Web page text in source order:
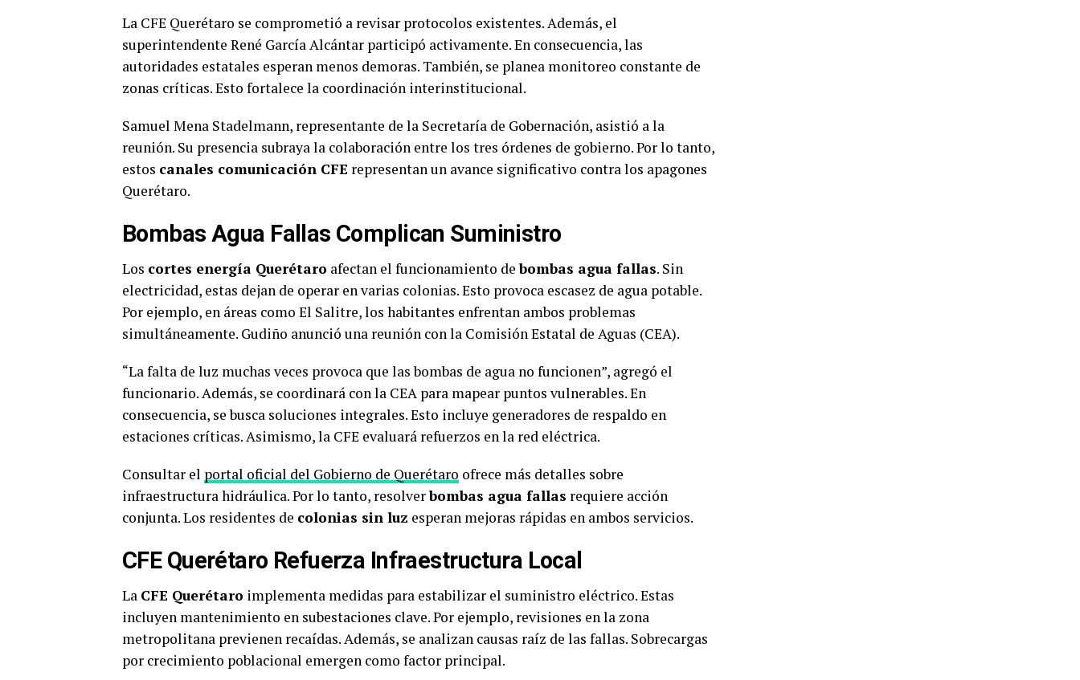
La CFE Querétaro se comprometió a revisar protocolos existentes. Además, el
superintendente René García Alcántar participó activamente. En consecuencia, las
autoridades estatales esperan menos demoras. También, se planea monitoreo constante de
zonas críticas. Esto fortalece la coordinación interinstitucional.
Samuel Mena Stadelmann, representante de la Secretaría de Gobernación, asistió a la
reunión. Su presencia subraya la colaboración entre los tres órdenes de gobierno. Por lo tanto,
estos canales comunicación CFE representan un avance significativo contra los apagones
Querétaro.
Bombas Agua Fallas Complican Suministro
Los cortes energía Querétaro afectan el funcionamiento debombas agua fallas. Sin
electricidad, estas dejan de operar en varias colonias. Esto provoca escasez de agua potable.
Por ejemplo, en áreas como El Salitre, los habitantes enfrentan ambos problemas
simultáneamente. Gudiño anunció una reunión con la Comisión Estatal de Aguas (CEA).
“La falta de luz muchas veces provoca que las bombas de agua no funcionen”, agregó el
funcionario. Además, se coordinará con la CEA para mapear puntos vulnerables. En
consecuencia, se busca soluciones integrales. Esto incluye generadores de respaldo en
estaciones críticas. Asimismo, la CFE evaluará refuerzos en la red eléctrica.
Consultar el portal oficial del Gobierno de Querétaro ofrece más detalles sobre
infraestructura hidráulica. Por lo tanto, resolverbombas agua fallas requiere acción
conjunta. Los residentes de colonias sin luz esperan mejoras rápidas en ambos servicios.
CFE Querétaro Refuerza Infraestructura Local
La CFE Querétaro implementa medidas para estabilizar el suministro eléctrico. Estas
incluyen mantenimiento en subestaciones clave. Por ejemplo, revisiones en la zona
metropolitana previenen recaídas. Además, se analizan causas raíz de las fallas. Sobrecargas
por crecimiento poblacional emergen como factor principal.